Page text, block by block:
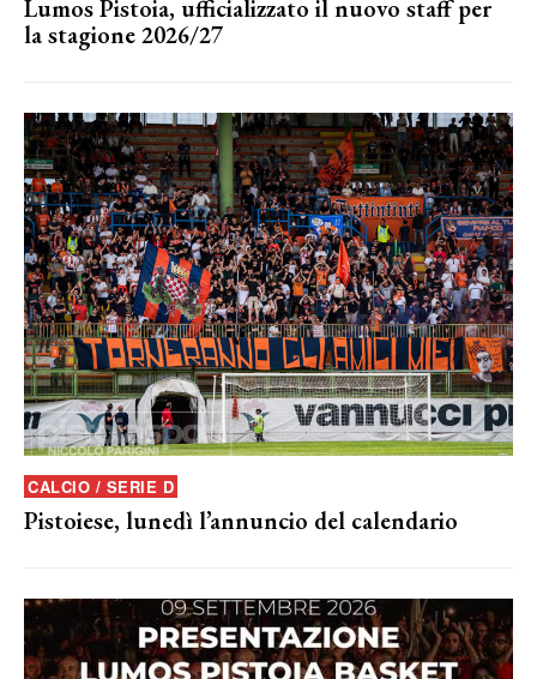
Lumos Pistoia, ufficializzato il nuovo staff per
la stagione 2026/27
CALCIO / SERIE D
Pistoiese, lunedì l’annuncio del calendario